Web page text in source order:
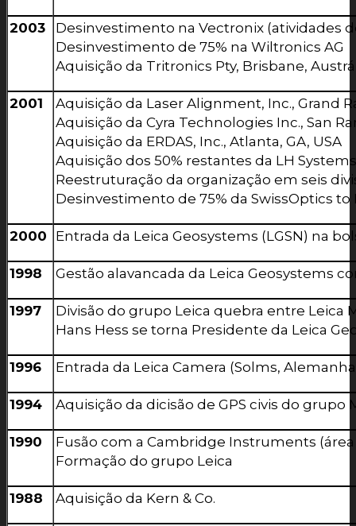
2003
Desinvestimento na Vectronix (atividades
Desinvestimento de 75% na Wiltronics AG
Aquisição da Tritronics Pty, Brisbane,
2001
Aquisição da Laser Alignment, Inc., Grand
Aquisição da Cyra Technologies Inc., San
Aquisição da ERDAS, Inc., Atlanta, GA, USA
Aquisição dos 50% restantes da LH
Reestruturação da organização em seis
Desinvestimento de 75% da SwissOptics to
2000 Entrada da Leica Geosystems (LGSN) na
1998 Gestão alavancada da Leica Geosystems
1997
Divisão do grupo Leica quebra entre Leica
Hans Hess se torna Presidente da Leica
1996 Entrada da Leica Camera (Solms,
1994 Aquisição da dicisão de GPS civis do grupo
1990
Fusão com a Cambridge Instruments
Formação do grupo Leica
1988 Aquisição da Kern & Co.